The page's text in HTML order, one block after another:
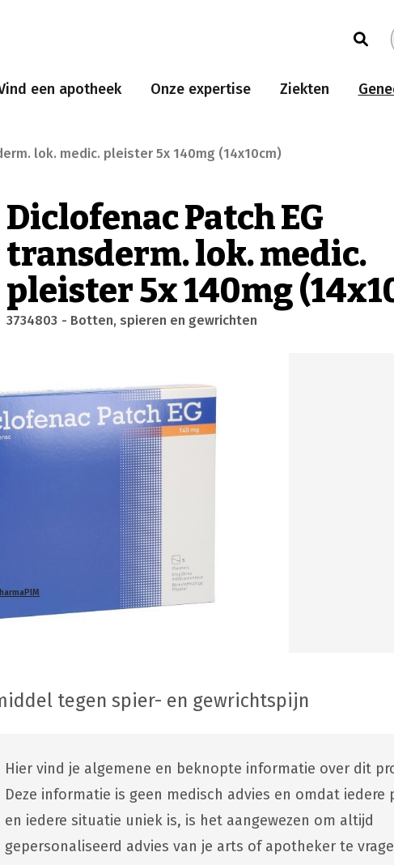
een apotheek Onze expertise Ziekten
lok. medic. pleister 5x 140mg (14x10cm)
Diclofenac Patch EG
transderm. lok. medic.
pleister 5x 140mg
3734803 - Botten, spieren en gewrichten
tegen spier- en gewrichtspijn
Hier vind je algemene en beknopte informatie over dit
Deze informatie is geen medisch advies en omdat iedere
en iedere situatie uniek is, is het aangewezen om altijd
gepersonaliseerd advies van je arts of apotheker te